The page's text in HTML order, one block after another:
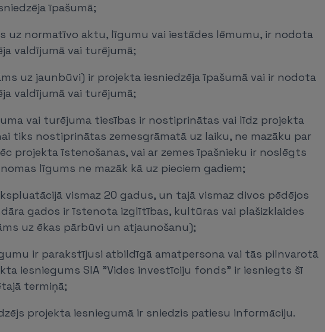
īpašumā;
uz normatīvo aktu, līgumu vai iestādes lēmumu, ir nodota
valdījumā vai turējumā;
uz jaunbūvi) ir projekta iesniedzēja īpašumā vai ir nodota
valdījumā vai turējumā;
vai turējuma tiesības ir nostiprinātas vai līdz projekta
tiks nostiprinātas zemesgrāmatā uz laiku, ne mazāku par
projekta īstenošanas, vai ar zemes īpašnieku ir noslēgts
līgums ne mazāk kā uz pieciem gadiem;
vismaz 20 gadus, un tajā vismaz divos pēdējos
gados ir īstenota izglītības, kultūras vai plašizklaides
uz ēkas pārbūvi un atjaunošanu);
ir parakstījusi atbildīgā amatpersona vai tās pilnvarotā
iesniegums SIA "Vides investīciju fonds" ir iesniegts šī
termiņā;
projekta iesniegumā ir sniedzis patiesu informāciju.